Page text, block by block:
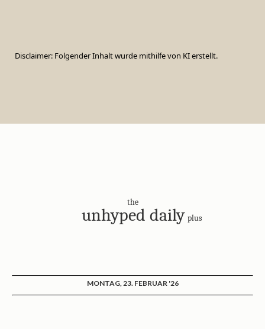
Disclaimer: Folgender Inhalt wurde mithilfe von KI erstellt.
the
unhyped daily plus
MONTAG, 23. FEBRUAR '26